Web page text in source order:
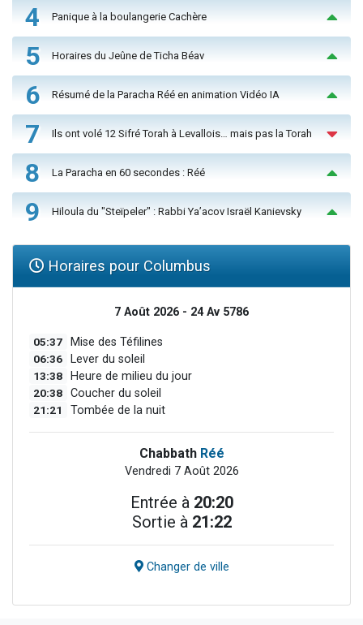
4 Panique à la boulangerie Cachère
5 Horaires du Jeûne de Ticha Béav
6 Résumé de la Paracha Réé en animation Vidéo IA
7 Ils ont volé 12 Sifré Torah à Levallois… mais pas la Torah
8 La Paracha en 60 secondes : Réé
9 Hiloula du "Steïpeler" : Rabbi Ya’acov Israël Kanievsky
Horaires pour Columbus
7 Août 2026 - 24 Av 5786
05:37 Mise des Téfilines
06:36 Lever du soleil
13:38 Heure de milieu du jour
20:38 Coucher du soleil
21:21 Tombée de la nuit
Chabbath Réé
Vendredi 7 Août 2026
Entrée à 20:20
Sortie à 21:22
Changer de ville